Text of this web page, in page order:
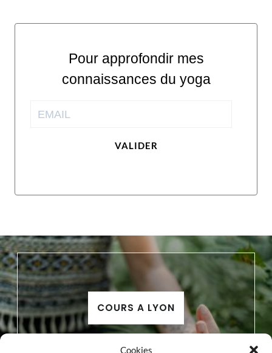
Cookies
Pour approfondir mes
connaissances du yoga
VALIDER
COURS A LYON